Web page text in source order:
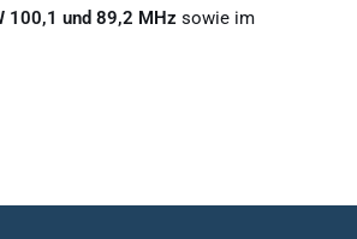
100,1 und 89,2 MHz sowie im